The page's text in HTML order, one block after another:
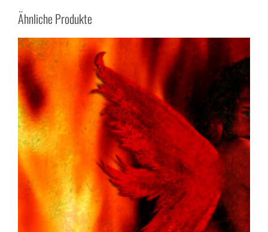
Ähnliche Produkte